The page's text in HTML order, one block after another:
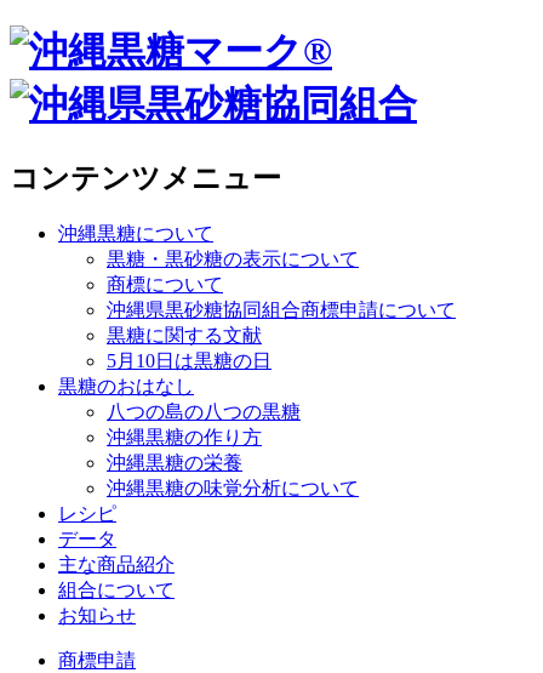
コンテンツメニュー
沖縄黒糖について
黒糖・黒砂糖の表示について
商標について
沖縄県黒砂糖協同組合商標申請について
黒糖に関する文献
5月10日は黒糖の日
黒糖のおはなし
八つの島の八つの黒糖
沖縄黒糖の作り方
沖縄黒糖の栄養
沖縄黒糖の味覚分析について
レシピ
データ
主な商品紹介
組合について
お知らせ
商標申請